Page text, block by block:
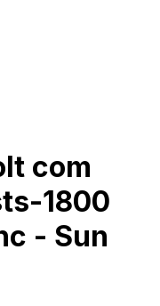
com
1800
- Sun